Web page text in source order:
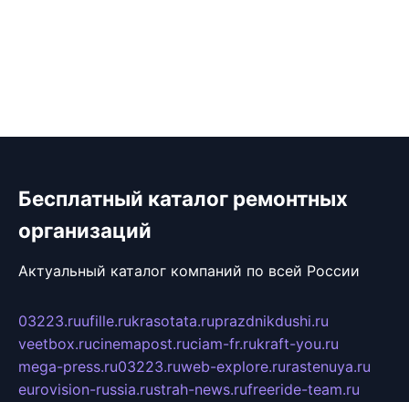
Бесплатный каталог ремонтных
организаций
Актуальный каталог компаний по всей России
03223.ruufille.rukrasotata.ruprazdnikdushi.ru
veetbox.rucinemapost.ruciam-fr.rukraft-you.ru
mega-press.ru03223.ruweb-explore.rurastenuya.ru
eurovision-russia.rustrah-news.rufreeride-team.ru